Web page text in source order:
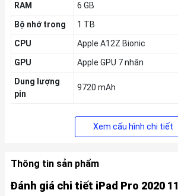
RAM
6 GB
Bộ nhớ trong
1 TB
CPU
Apple A12Z Bionic
GPU
Apple GPU 7 nhân
Dung lượng
pin
9720 mAh
03/2020
Tặng Voucher200k,Giảm thêm 5% tối đa
Xem cấu hình chi tiết
Thông tin sản phẩm
Đánh giá chi tiết iPad Pro 2020 11